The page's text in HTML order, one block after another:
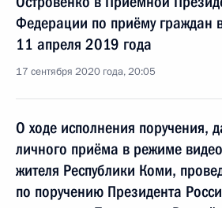
Федерации по приёму граждан
11 апреля 2019 года
17 сентября 2020 года, 20:05
О ходе исполнения поручения,
личного приёма в режиме
жителя Республики Коми,
по поручению Президента